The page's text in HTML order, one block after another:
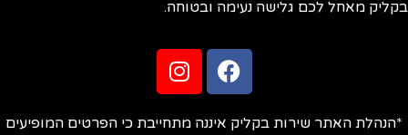
מאחל לכם גלישה נעימה ובטוחה.
האתר שירות בקליק איננה מתחייבת כי הפרטים המופיעים